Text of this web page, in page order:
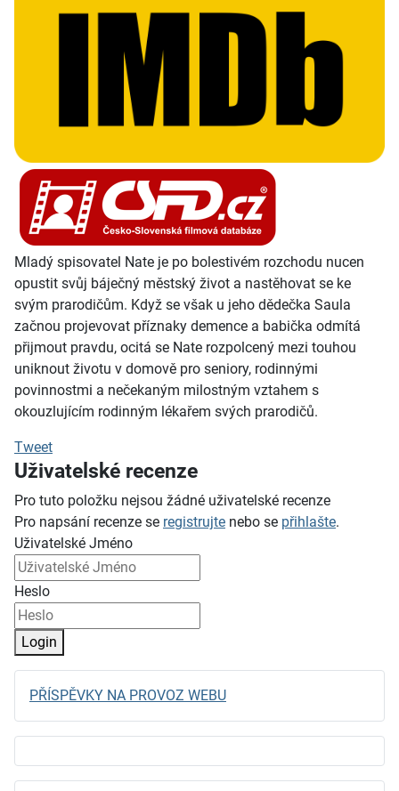
Mladý spisovatel Nate je po bolestivém rozchodu nucen
opustit svůj báječný městský život a nastěhovat se ke
svým prarodičům. Když se však u jeho dědečka Saula
začnou projevovat příznaky demence a babička odmítá
přijmout pravdu, ocitá se Nate rozpolcený mezi touhou
uniknout životu v domově pro seniory, rodinnými
povinnostmi a nečekaným milostným vztahem s
okouzlujícím rodinným lékařem svých prarodičů.
Tweet
Uživatelské recenze
Pro tuto položku nejsou žádné uživatelské recenze
Pro napsání recenze se registrujte nebo se přihlašte.
Uživatelské Jméno
Heslo
Login
PŘÍSPĚVKY NA PROVOZ WEBU